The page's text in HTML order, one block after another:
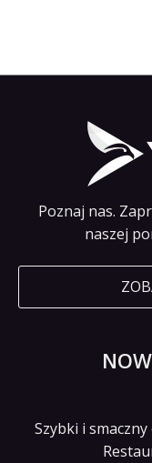
Poznaj nas.
naszej
Szybki i